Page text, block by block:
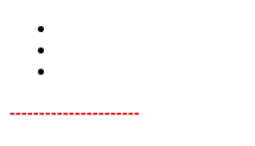
----------------------